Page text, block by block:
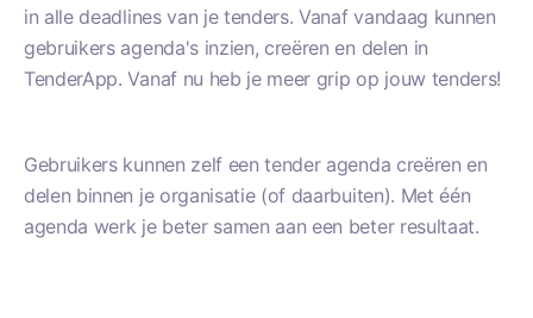
in alle deadlines van je tenders. Vanafvandaag kunnen
gebruikers agenda's inzien, creëren en delen in
TenderApp.Vanaf nu heb je meer grip op jouw tenders!
Gebruikers kunnen zelf een tender agenda creëren en
delen binnen je organisatie (of daarbuiten). Met één
agenda werk je beter samen aan een beter resultaat.